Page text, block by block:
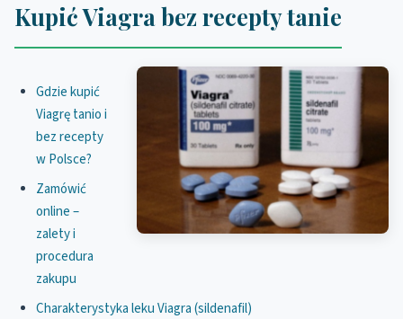
Kupić Viagra bez recepty tanie
Gdzie kupić
Viagrę tanio i
bez recepty
w Polsce?
Zamówić
online –
zalety i
procedura
zakupu
Charakterystyka leku Viagra (sildenafil)